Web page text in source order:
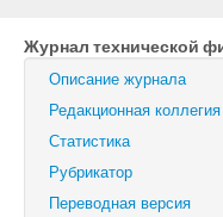
Журнал
Письма в Журнал
Физика твердого
Журнал технической
Описание журнала
Редакционная коллегия
Статистика
Рубрикатор
Переводная версия